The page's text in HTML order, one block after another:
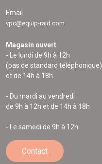
Email
vpc@equip-raid.com
Magasin ouvert
- Le lundi de 9h à 12h
(pas de standard téléphonique)
et de 14h à 18h
- Du mardi au vendredi
de 9h à 12h et de 14h à 18h
- Le samedi de 9h à 12h
Contact